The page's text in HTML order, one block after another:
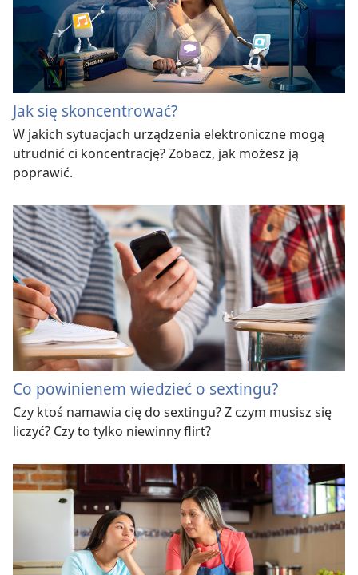
Jak się skoncentrować?
W jakich sytuacjach urządzenia elektroniczne mogą
utrudnić ci koncentrację? Zobacz, jak możesz ją
poprawić.
Co powinienem wiedzieć o sextingu?
Czy ktoś namawia cię do sextingu? Z czym musisz się
liczyć? Czy to tylko niewinny flirt?